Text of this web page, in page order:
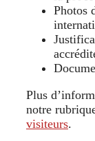
Photos
Plus
notre
visiteurs.